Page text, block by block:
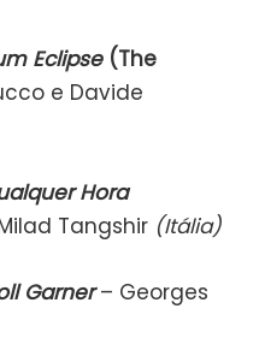
Eclipse(The
e Davide
Hora
Tangshir (Itália)
Garner– Georges